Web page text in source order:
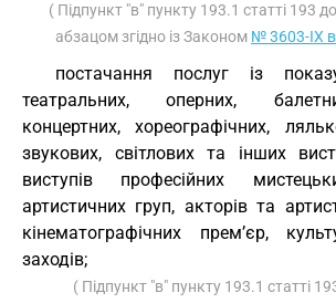
( Підпункт "в" пункту 193.1 статті 193
абзацом згідно із Законом № 3603-IX
постачання послуг із
театральних, оперних,
концертних, хореографічних,
звукових, світлових та інших
виступів професійних
артистичних груп, акторів та
кінематографічних прем’єр,
заходів;
( Підпункт "в" пункту 193.1 статті